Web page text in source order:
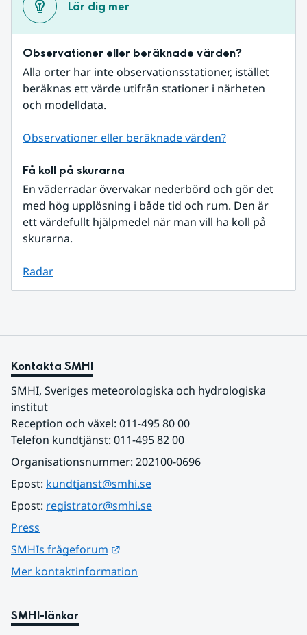
Lär dig mer
Observationer eller beräknade värden?
Alla orter har inte observationsstationer, istället
beräknas ett värde utifrån stationer i närheten
och modelldata.
Observationer eller beräknade värden?
Få koll på skurarna
En väderradar övervakar nederbörd och gör det
med hög upplösning i både tid och rum. Den är
ett värdefullt hjälpmedel när man vill ha koll på
skurarna.
Radar
Kontakta SMHI
SMHI, Sveriges meteorologiska och hydrologiska
institut
Reception och växel: 011-495 80 00
Telefon kundtjänst: 011-495 82 00
Organisationsnummer: 202100-0696
Epost: kundtjanst@smhi.se
Epost: registrator@smhi.se
Press
SMHIs frågeforum
Mer kontaktinformation
SMHI-länkar